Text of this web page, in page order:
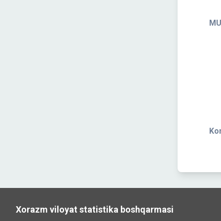
Xorazm viloyat statistika boshqarmasi